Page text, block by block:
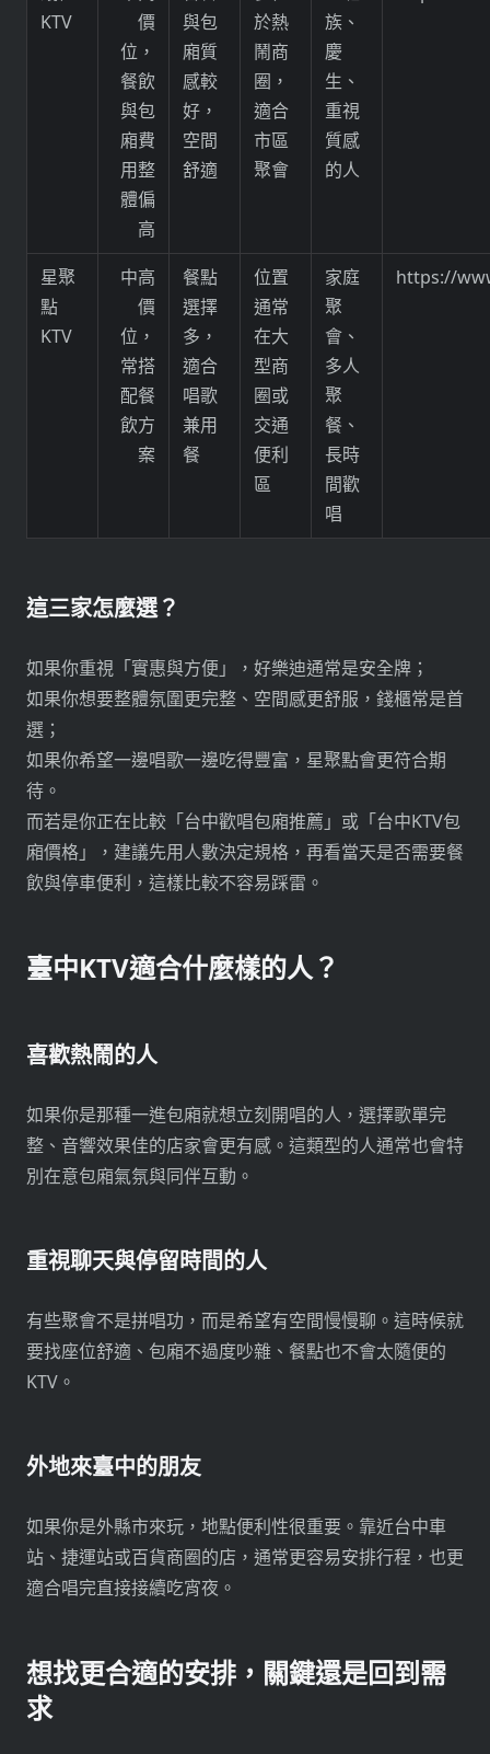
KTV
價
位，
餐飲
與包
廂費
用整
體偏
高
與包
廂質
感較
好，
空間
舒適
於熱
鬧商
圈，
適合
市區
聚會
族、
慶
生、
重視
質感
的人
星聚
點
KTV
中高
價
位，
常搭
配餐
飲方
案
餐點
選擇
多，
適合
唱歌
兼用
餐
位置
通常
在大
型商
圈或
交通
便利
區
家庭
聚
會、
多人
聚
餐、
長時
間歡
唱
https://
這三家怎麼選？
如果你重視「實惠與方便」，好樂迪通常是安全牌；
如果你想要整體氛圍更完整、空間感更舒服，錢櫃常是首
選；
如果你希望一邊唱歌一邊吃得豐富，星聚點會更符合期
待。
而若是你正在比較「台中歡唱包廂推薦」或「台中KTV包
廂價格」，建議先用人數決定規格，再看當天是否需要餐
飲與停車便利，這樣比較不容易踩雷。
臺中KTV適合什麼樣的人？
喜歡熱鬧的人
如果你是那種一進包廂就想立刻開唱的人，選擇歌單完
整、音響效果佳的店家會更有感。這類型的人通常也會特
別在意包廂氣氛與同伴互動。
重視聊天與停留時間的人
有些聚會不是拼唱功，而是希望有空間慢慢聊。這時候就
要找座位舒適、包廂不過度吵雜、餐點也不會太隨便的
KTV。
外地來臺中的朋友
如果你是外縣市來玩，地點便利性很重要。靠近台中車
站、捷運站或百貨商圈的店，通常更容易安排行程，也更
適合唱完直接接續吃宵夜。
想找更合適的安排，關鍵還是回到需
求